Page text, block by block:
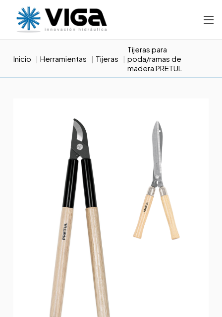
Inicio Herramientas Tijeras
Tijeras para
poda/ramas de
madera PRETUL